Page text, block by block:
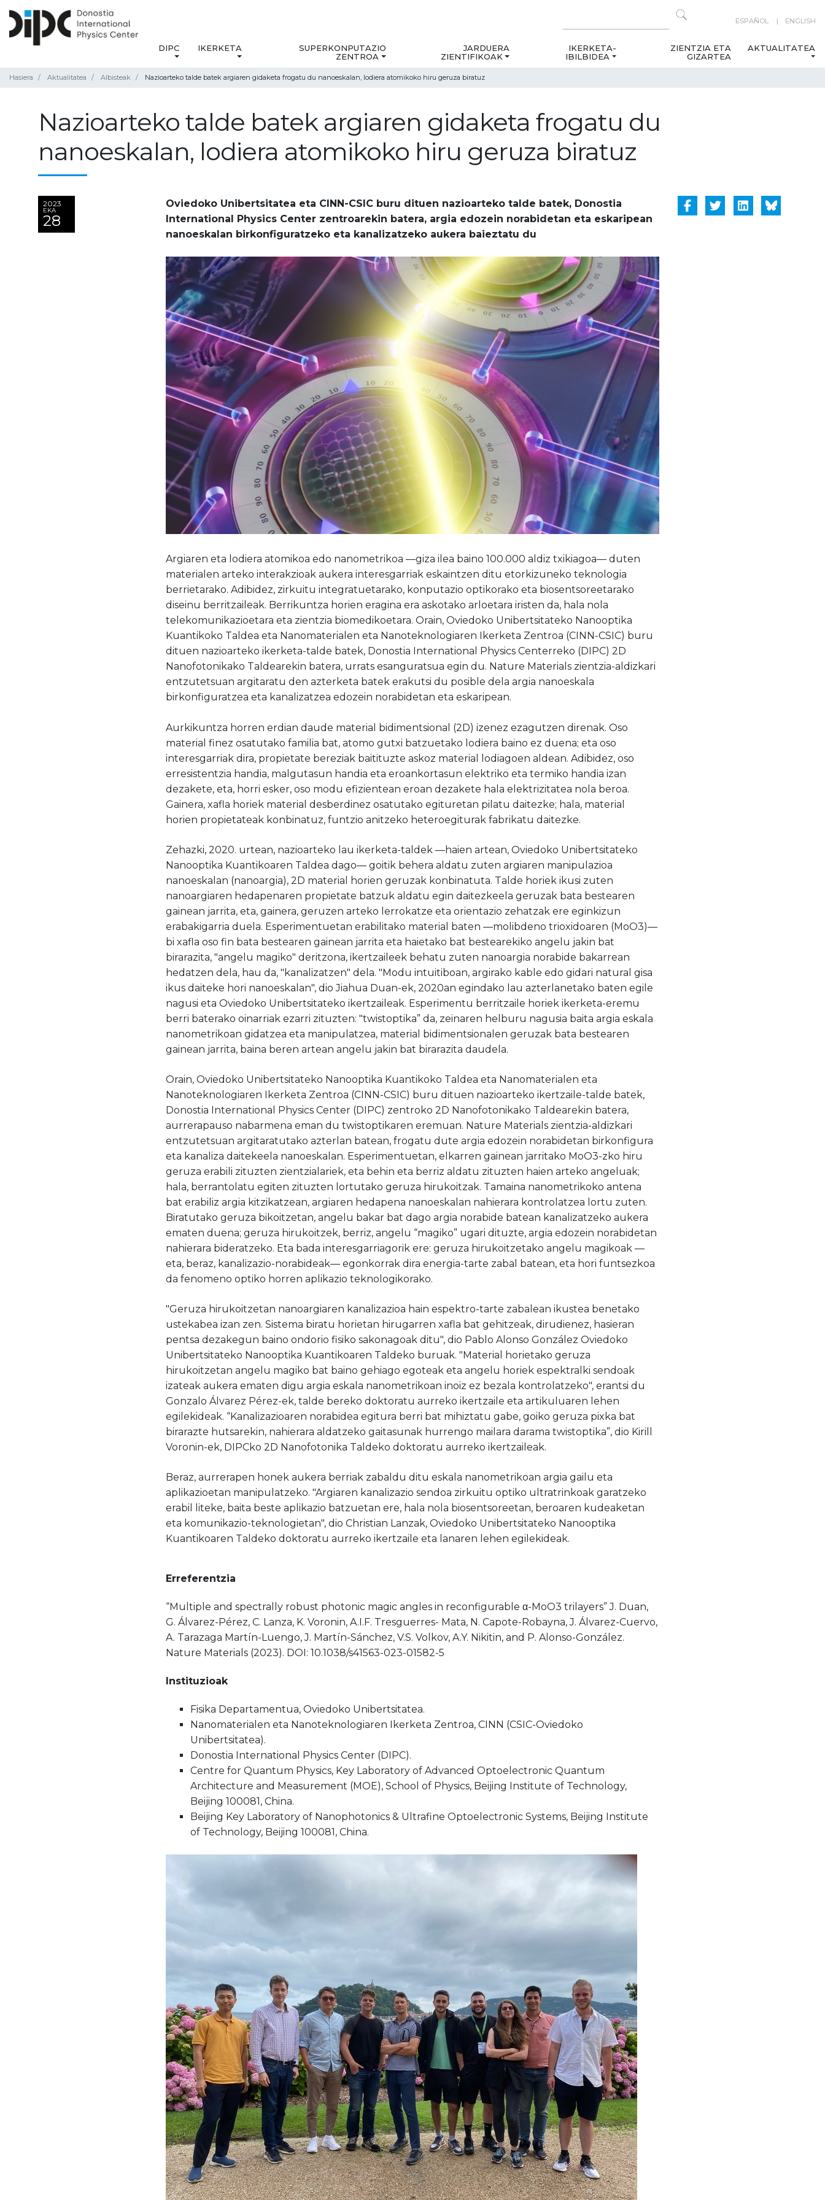
ESPAÑOL ENGLISH
DIPC IKERKETA
SUPERKONPUTAZIO
ZENTROA
JARDUERA
ZIENTIFIKOAK
IKERKETA-
IBILBIDEA
ZIENTZIA ETA
GIZARTEA
AKTUALITATEA
Hasiera Aktualitatea Albisteak Nazioarteko talde batek argiaren gidaketa frogatu du nanoeskalan, lodiera atomikoko hiru geruza biratuz
Nazioarteko talde batek argiaren gidaketa frogatu du
nanoeskalan, lodiera atomikoko hiru geruza biratuz
2023
EKA
28
Oviedoko Unibertsitatea eta CINN-CSIC buru dituen nazioarteko talde batek, Donostia
International Physics Center zentroarekin batera, argia edozein norabidetan eta eskaripean
nanoeskalan birkonfiguratzeko eta kanalizatzeko aukera baieztatu du
Argiaren eta lodiera atomikoa edo nanometrikoa —giza ilea baino 100.000 aldiz txikiagoa— duten
materialen arteko interakzioak aukera interesgarriak eskaintzen ditu etorkizuneko teknologia
berrietarako. Adibidez, zirkuitu integratuetarako, konputazio optikorako eta biosentsoreetarako
diseinu berritzaileak. Berrikuntza horien eragina era askotako arloetara iristen da, hala nola
telekomunikazioetara eta zientzia biomedikoetara. Orain, Oviedoko Unibertsitateko Nanooptika
Kuantikoko Taldea eta Nanomaterialen eta Nanoteknologiaren Ikerketa Zentroa (CINN-CSIC) buru
dituen nazioarteko ikerketa-talde batek, Donostia International Physics Centerreko (DIPC) 2D
Nanofotonikako Taldearekin batera, urrats esanguratsua egin du. Nature Materials zientzia-aldizkari
entzutetsuan argitaratu den azterketa batek erakutsi du posible dela argia nanoeskala
birkonfiguratzea eta kanalizatzea edozein norabidetan eta eskaripean.
Aurkikuntza horren erdian daude material bidimentsional (2D) izenez ezagutzen direnak. Oso
material finez osatutako familia bat, atomo gutxi batzuetako lodiera baino ez duena; eta oso
interesgarriak dira, propietate bereziak baitituzte askoz material lodiagoen aldean. Adibidez, oso
erresistentzia handia, malgutasun handia eta eroankortasun elektriko eta termiko handia izan
dezakete, eta, horri esker, oso modu efizientean eroan dezakete hala elektrizitatea nola beroa.
Gainera, xafla horiek material desberdinez osatutako egituretan pilatu daitezke; hala, material
horien propietateak konbinatuz, funtzio anitzeko heteroegiturak fabrikatu daitezke.
Zehazki, 2020. urtean, nazioarteko lau ikerketa-taldek —haien artean, Oviedoko Unibertsitateko
Nanooptika Kuantikoaren Taldea dago— goitik behera aldatu zuten argiaren manipulazioa
nanoeskalan (nanoargia), 2D material horien geruzak konbinatuta. Talde horiek ikusi zuten
nanoargiaren hedapenaren propietate batzuk aldatu egin daitezkeela geruzak bata bestearen
gainean jarrita, eta, gainera, geruzen arteko lerrokatze eta orientazio zehatzak ere eginkizun
erabakigarria duela. Esperimentuetan erabilitako material baten —molibdeno trioxidoaren (MoO3)—
bi xafla oso fin bata bestearen gainean jarrita eta haietako bat bestearekiko angelu jakin bat
birarazita, "angelu magiko" deritzona, ikertzaileek behatu zuten nanoargia norabide bakarrean
hedatzen dela, hau da, "kanalizatzen" dela. "Modu intuitiboan, argirako kable edo gidari natural gisa
ikus daiteke hori nanoeskalan", dio Jiahua Duan-ek, 2020an egindako lau azterlanetako baten egile
nagusi eta Oviedoko Unibertsitateko ikertzaileak. Esperimentu berritzaile horiek ikerketa-eremu
berri baterako oinarriak ezarri zituzten: "twistoptika” da, zeinaren helburu nagusia baita argia eskala
nanometrikoan gidatzea eta manipulatzea, material bidimentsionalen geruzak bata bestearen
gainean jarrita, baina beren artean angelu jakin bat birarazita daudela.
Orain, Oviedoko Unibertsitateko Nanooptika Kuantikoko Taldea eta Nanomaterialen eta
Nanoteknologiaren Ikerketa Zentroa (CINN-CSIC) buru dituen nazioarteko ikertzaile-talde batek,
Donostia International Physics Center (DIPC) zentroko 2D Nanofotonikako Taldearekin batera,
aurrerapauso nabarmena eman du twistoptikaren eremuan. Nature Materials zientzia-aldizkari
entzutetsuan argitaratutako azterlan batean, frogatu dute argia edozein norabidetan birkonfigura
eta kanaliza daitekeela nanoeskalan. Esperimentuetan, elkarren gainean jarritako MoO3-zko hiru
geruza erabili zituzten zientzialariek, eta behin eta berriz aldatu zituzten haien arteko angeluak;
hala, berrantolatu egiten zituzten lortutako geruza hirukoitzak. Tamaina nanometrikoko antena
bat erabiliz argia kitzikatzean, argiaren hedapena nanoeskalan nahierara kontrolatzea lortu zuten.
Biratutako geruza bikoitzetan, angelu bakar bat dago argia norabide batean kanalizatzeko aukera
ematen duena; geruza hirukoitzek, berriz, angelu “magiko” ugari dituzte, argia edozein norabidetan
nahierara bideratzeko. Eta bada interesgarriagorik ere: geruza hirukoitzetako angelu magikoak —
eta, beraz, kanalizazio-norabideak— egonkorrak dira energia-tarte zabal batean, eta hori funtsezkoa
da fenomeno optiko horren aplikazio teknologikorako.
"Geruza hirukoitzetan nanoargiaren kanalizazioa hain espektro-tarte zabalean ikustea benetako
ustekabea izan zen. Sistema biratu horietan hirugarren xafla bat gehitzeak, dirudienez, hasieran
pentsa dezakegun baino ondorio fisiko sakonagoak ditu", dio Pablo Alonso González Oviedoko
Unibertsitateko Nanooptika Kuantikoaren Taldeko buruak. "Material horietako geruza
hirukoitzetan angelu magiko bat baino gehiago egoteak eta angelu horiek espektralki sendoak
izateak aukera ematen digu argia eskala nanometrikoan inoiz ez bezala kontrolatzeko", erantsi du
Gonzalo Álvarez Pérez-ek, talde bereko doktoratu aurreko ikertzaile eta artikuluaren lehen
egilekideak. “Kanalizazioaren norabidea egitura berri bat mihiztatu gabe, goiko geruza pixka bat
birarazte hutsarekin, nahierara aldatzeko gaitasunak hurrengo mailara darama twistoptika”, dio Kirill
Voronin-ek, DIPCko 2D Nanofotonika Taldeko doktoratu aurreko ikertzaileak.
Beraz, aurrerapen honek aukera berriak zabaldu ditu eskala nanometrikoan argia gailu eta
aplikazioetan manipulatzeko. "Argiaren kanalizazio sendoa zirkuitu optiko ultratrinkoak garatzeko
erabil liteke, baita beste aplikazio batzuetan ere, hala nola biosentsoreetan, beroaren kudeaketan
eta komunikazio-teknologietan", dio Christian Lanzak, Oviedoko Unibertsitateko Nanooptika
Kuantikoaren Taldeko doktoratu aurreko ikertzaile eta lanaren lehen egilekideak.
Erreferentzia
“Multiple and spectrally robust photonic magic angles in reconfigurable α-MoO3 trilayers” J. Duan,
G. Álvarez-Pérez, C. Lanza, K. Voronin, A.I.F. Tresguerres- Mata, N. Capote-Robayna, J. Álvarez-Cuervo,
A. Tarazaga Martín-Luengo, J. Martín-Sánchez, V.S. Volkov, A.Y. Nikitin, and P. Alonso-González.
Nature Materials (2023). DOI: 10.1038/s41563-023-01582-5
Instituzioak
Fisika Departamentua, Oviedoko Unibertsitatea.
Nanomaterialen eta Nanoteknologiaren Ikerketa Zentroa, CINN (CSIC-Oviedoko
Unibertsitatea).
Donostia International Physics Center (DIPC).
Centre for Quantum Physics, Key Laboratory of Advanced Optoelectronic Quantum
Architecture and Measurement (MOE), School of Physics, Beijing Institute of Technology,
Beijing 100081, China.
Beijing Key Laboratory of Nanophotonics & Ultrafine Optoelectronic Systems, Beijing Institute
of Technology, Beijing 100081, China.